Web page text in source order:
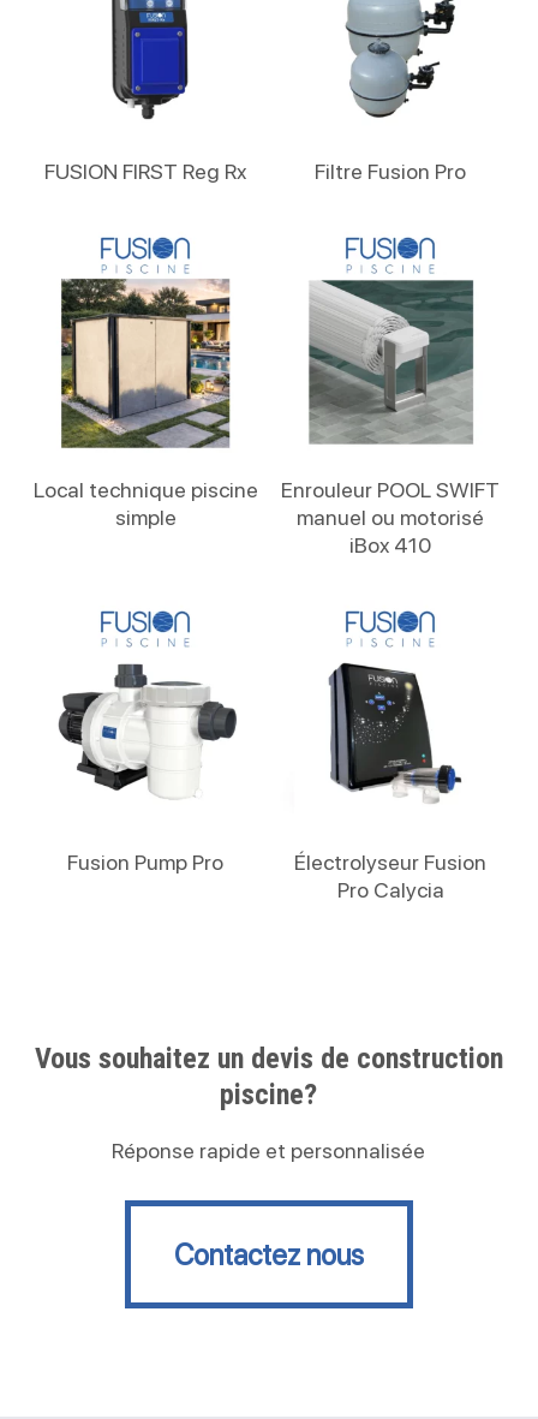
FUSION FIRST Reg Rx Filtre Fusion Pro
Local technique piscine
simple
Enrouleur POOL SWIFT
manuel ou motorisé
iBox 410
Fusion Pump Pro
Électrolyseur Fusion
Pro Calycia
Vous souhaitez un devis de construction
piscine?
Réponse rapide et personnalisée
Contactez nous
Contactez nous